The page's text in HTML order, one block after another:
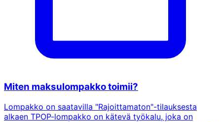
Miten maksulompakko toimii?
Lompakko on saatavilla "Rajoittamaton"-tilauksesta
alkaen TPOP-lompakko on kätevä työkalu, joka on